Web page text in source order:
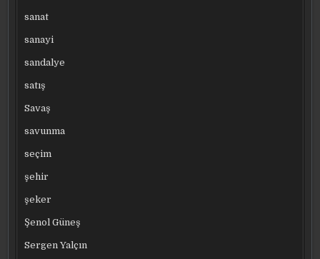
sanat
sanayi
sandalye
satış
Savaş
savunma
seçim
şehir
şeker
Şenol Güneş
Sergen Yalçın